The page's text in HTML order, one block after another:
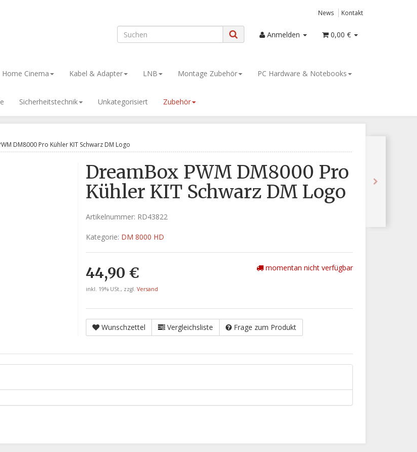
News Kontakt
Anmelden 0,00 €
Home Cinema Kabel & Adapter LNB Montage Zubehör PC Hardware & Notebooks
Sicherheitstechnik Unkategorisiert Zubehör
DM8000 Pro Kühler KIT Schwarz DM Logo
DreamBox PWM DM8000 Pro
Kühler KIT Schwarz DM Logo
Artikelnummer: RD43822
Kategorie: DM 8000 HD
44,90 €
inkl. 19% USt., zzgl. Versand
momentan nicht verfügbar
Wunschzettel Vergleichsliste Frage zum Produkt